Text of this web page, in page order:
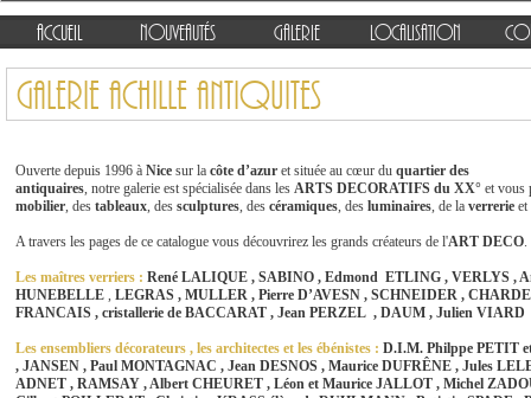
Accueil Nouveautés Galerie Localisation
Galerie ACHILLE ANTIQUITES
Ouverte depuis 1996 à Nice sur la côte d’azur et située au cœur du quartier des
antiquaires, notre galerie est spécialisée dans les ARTS DECORATIFS du XX° et vous
mobilier, des tableaux, des sculptures, des céramiques, des luminaires, de la verrerie
A travers les pages de ce catalogue vous découvrirez les grands créateurs de l'ART DECO.
Les maîtres verriers : René LALIQUE , SABINO , Edmond ETLING , VERLYS ,
HUNEBELLE , LEGRAS , MULLER , Pierre D’AVESN , SCHNEIDER ,
FRANCAIS , cristallerie de BACCARAT , Jean PERZEL , DAUM , Julien VIARD
Les ensembliers décorateurs , les architectes et les ébénistes : D.I.M. Philppe PETIT
, JANSEN , Paul MONTAGNAC , Jean DESNOS , Maurice DUFRÊNE , Jules
ADNET , RAMSAY , Albert CHEURET , Léon et Maurice JALLOT , Michel